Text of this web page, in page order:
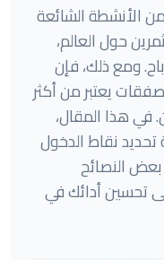
من الأنشطة الشائعة
حول العالم،
ومع ذلك، فإن
يعتبر من أكثر
في هذا المقال،
نقاط الدخول
بعض النصائح
تحسين أدائك في